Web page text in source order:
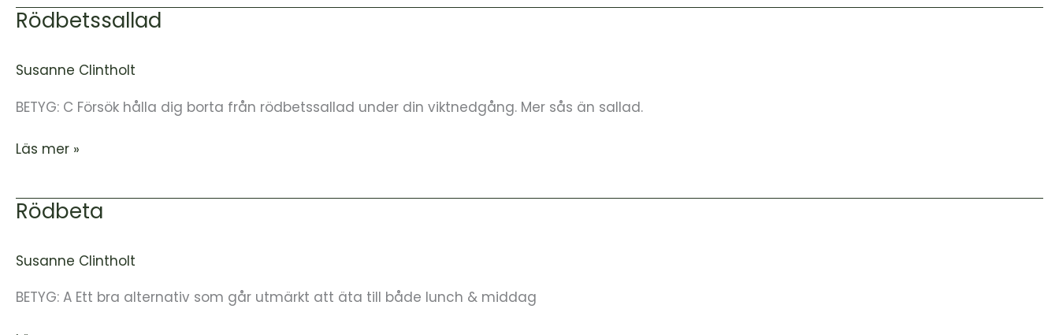
Rödbetssallad
Susanne Clintholt
BETYG: C Försök hålla dig borta från rödbetssallad under din viktnedgång. Mer sås än sallad.
Rödbetssallad
Läs mer »
Rödbeta
Susanne Clintholt
BETYG: A Ett bra alternativ som går utmärkt att äta till både lunch & middag
Rödbeta